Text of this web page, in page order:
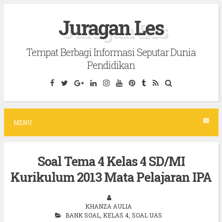
c
Juragan Les
Tempat Berbagi Informasi Seputar Dunia
Pendidikan
MENU
Soal Tema 4 Kelas 4 SD/MI
Kurikulum 2013 Mata Pelajaran IPA
KHANZA AULIA
BANK SOAL KELAS 4 SOAL UAS